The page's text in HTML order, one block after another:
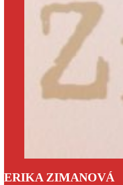
ERIKA ZIMANOVÁ